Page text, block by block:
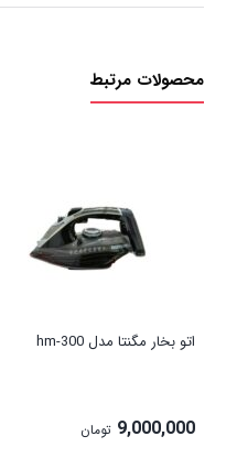
محصولات مرتبط
اتو بخار مگنتا مدل hm-300
9,000,000 تومان